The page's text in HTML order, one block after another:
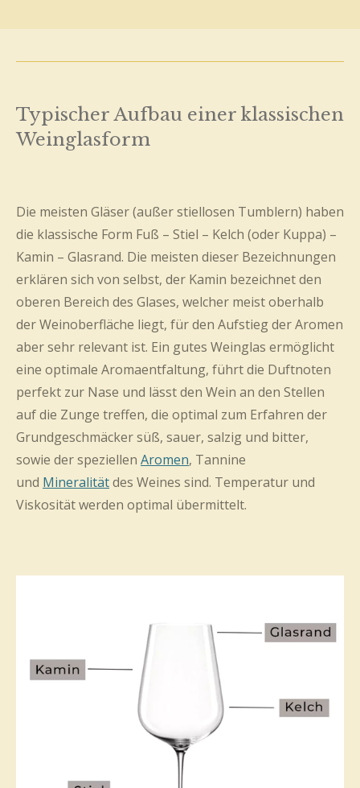
Typischer Aufbau einer klassischen
Weinglasform
Die meisten Gläser (außer stiellosen Tumblern) haben
die klassische Form Fuß – Stiel – Kelch (oder Kuppa) –
Kamin – Glasrand. Die meisten dieser Bezeichnungen
erklären sich von selbst, der Kamin bezeichnet den
oberen Bereich des Glases, welcher meist oberhalb
der Weinoberfläche liegt, für den Aufstieg der Aromen
aber sehr relevant ist. Ein gutes Weinglas ermöglicht
eine optimale Aromaentfaltung, führt die Duftnoten
perfekt zur Nase und lässt den Wein an den Stellen
auf die Zunge treffen, die optimal zum Erfahren der
Grundgeschmäcker süß, sauer, salzig und bitter,
sowie der speziellen Aromen, Tannine
und Mineralitätdes Weines sind. Temperatur und
Viskosität werden optimal übermittelt.